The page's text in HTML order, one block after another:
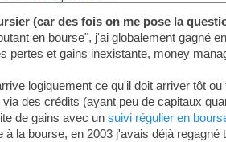
(car des fois on me pose la
en bourse", j'ai globalement gagné
pertes et gains inexistante, money
logiquement ce qu'il doit arriver tôt
des crédits (ayant peu de capitaux
de gains avec un suivi régulier en
la bourse, en 2003 j'avais déjà